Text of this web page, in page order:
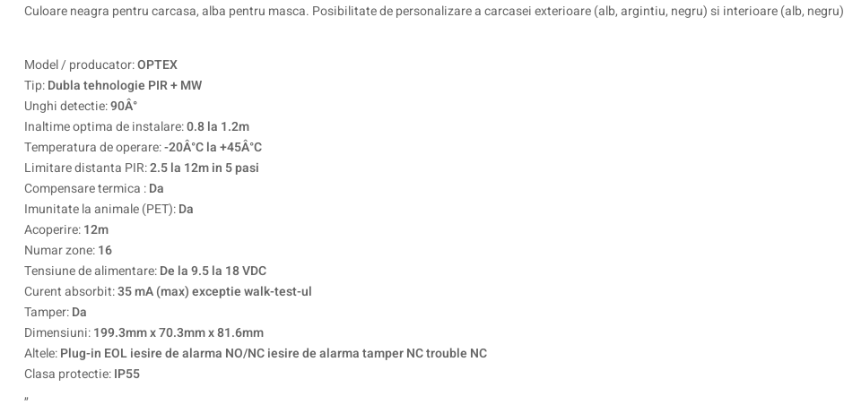
Culoare neagra pentru carcasa, alba pentru masca. Posibilitate de personalizare a carcasei exterioare (alb, argintiu, negru) si interioare (alb, negru)
Model / producator:OPTEX
Tip:Dubla tehnologie PIR + MW
Unghi detectie:90Â°
Inaltime optima de instalare:0.8 la 1.2m
Temperatura de operare:-20Â°C la +45Â°C
Limitare distanta PIR:2.5 la 12m in 5 pasi
Compensare termica :Da
Imunitate la animale (PET):Da
Acoperire:12m
Numar zone:16
Tensiune de alimentare:De la 9.5 la 18 VDC
Curent absorbit:35 mA (max) exceptie walk-test-ul
Tamper:Da
Dimensiuni:199.3mm x 70.3mm x 81.6mm
Altele:Plug-in EOL iesire de alarma NO/NC iesire de alarma tamper NC trouble NC
Clasa protectie:IP55
„